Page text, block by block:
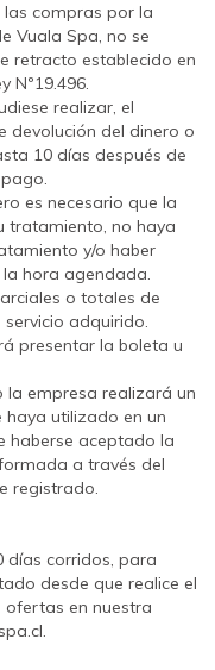
compras por la
Vuala Spa, no se
retracto establecido en
Nº19.496.
realizar, el
devolución del dinero o
10 días después de
es necesario que la
tratamiento, no haya
y/o haber
hora agendada.
o totales de
adquirido.
presentar la boleta u
la empresa realizará un
utilizado en un
haberse aceptado la
a través del
registrado.
días corridos, para
desde que realice el
en nuestra